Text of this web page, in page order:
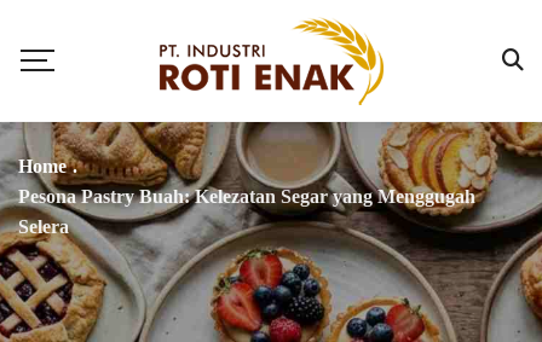
Home .
Pesona Pastry Buah: Kelezatan Segar yang Menggugah
Selera